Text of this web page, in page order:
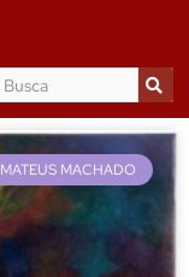
MATEUS MACHADO